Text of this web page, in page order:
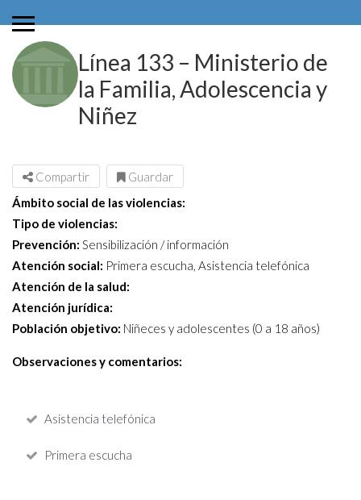
Línea 133 – Ministerio de
la Familia, Adolescencia y
Niñez
Compartir
Guardar
Ámbito social de las violencias:
Tipo de violencias:
Prevención: Sensibilización / información
Atención social: Primera escucha, Asistencia telefónica
Atención de la salud:
Atención jurídica:
Población objetivo: Niñeces y adolescentes (0 a 18 años)
Observaciones y comentarios:
Asistencia telefónica
Primera escucha